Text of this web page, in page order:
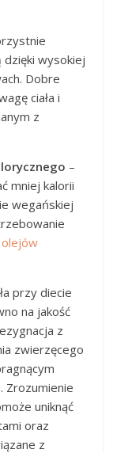
dzięki wysokiej
Dobre
ciała i
z
–
mniej kalorii
wegańskiej
olejów
przy diecie
na jakość
z
zwierzęcego
Zrozumienie
uniknąć
oraz
z